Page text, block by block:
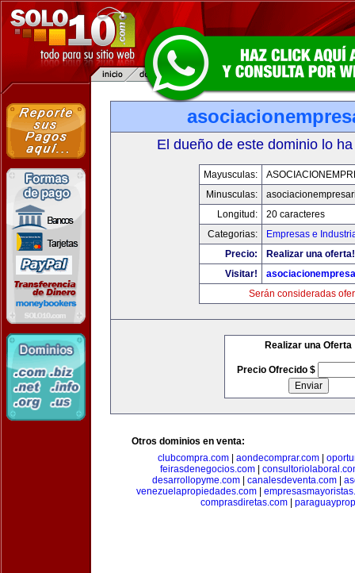
El dueño de este dominio lo
Mayusculas:
Minusculas:
Longitud:
20 caracteres
Categorias:
Empresas e
Precio:
Realizar una oferta!
Visitar!
Serán consideradas
Realizar una Oferta
Precio Ofrecido $
Otros dominios en venta:
clubcompra.com
aondecomprar.com
feirasdenegocios.com|
desarrollopyme.com| canalesdeventa.com|
venezuelapropiedades.com|
comprasdiretas.com